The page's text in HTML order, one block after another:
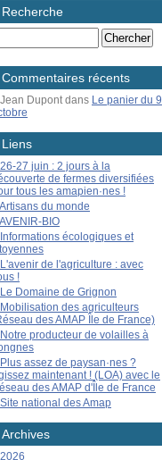
Recherche
Commentaires récents
Jean Dupontdans Le panier du 9
Liens
26-27 juin : 2 jours à la
de fermes diversifiées
tous les amapien·nes !
Artisans du monde
AVENIR-BIO
Informations écologiques et
L'avenir de l'agriculture : avec
!
Le Domaine de Grignon
Mobilisation des agriculteurs
des AMAP Île de France)
Notre producteur de volailles à
Plus assez de paysan·nes ?
maintenant ! (LOA) avec le
des AMAP d'Île de France
Site national des Amap
Archives
2026